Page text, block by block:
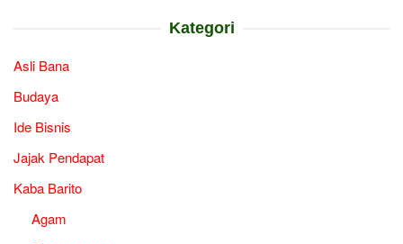
Kategori
Asli Bana
Budaya
Ide Bisnis
Jajak Pendapat
Kaba Barito
Agam